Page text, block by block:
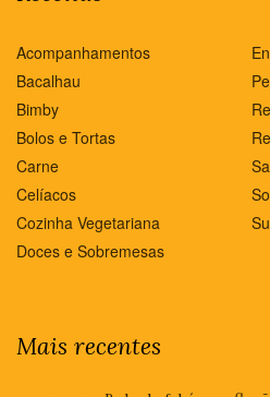
Acompanhamentos
Bacalhau
Bimby
Bolos e Tortas
Carne
Celíacos
Cozinha Vegetariana
Doces e Sobremesas
Mais recentes